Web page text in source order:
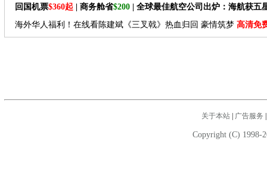
回国机票$360起 | 商务舱省$200 | 全球最佳航空公司出炉：海航获五
海外华人福利！在线看陈建斌《三叉戟》热血归回 豪情筑梦 高清免
关于本站| 广告服务
Copyright (C) 1998-